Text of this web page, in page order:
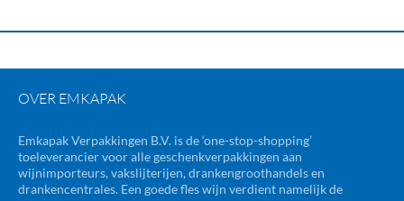
OVER EMKAPAK
Emkapak Verpakkingen B.V. is de ‘one-stop-shopping’
toeleverancier voor alle geschenkverpakkingen aan
wijnimporteurs, vakslijterijen, drankengroothandels en
drankencentrales. Een goede fles wijn verdient namelijk de